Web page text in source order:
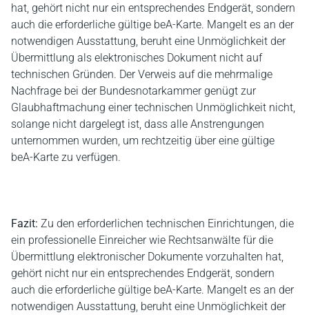
hat, gehört nicht nur ein entsprechendes Endgerät, sondern
auch die erforderliche gültige beA-Karte. Mangelt es an der
notwendigen Ausstattung, beruht eine Unmöglichkeit der
Übermittlung als elektronisches Dokument nicht auf
technischen Gründen. Der Verweis auf die mehrmalige
Nachfrage bei der Bundesnotarkammer genügt zur
Glaubhaftmachung einer technischen Unmöglichkeit nicht,
solange nicht dargelegt ist, dass alle Anstrengungen
unternommen wurden, um rechtzeitig über eine gültige
beA-Karte zu verfügen.
Fazit: Zu den erforderlichen technischen Einrichtungen, die
ein professionelle Einreicher wie Rechtsanwälte für die
Übermittlung elektronischer Dokumente vorzuhalten hat,
gehört nicht nur ein entsprechendes Endgerät, sondern
auch die erforderliche gültige beA-Karte. Mangelt es an der
notwendigen Ausstattung, beruht eine Unmöglichkeit der